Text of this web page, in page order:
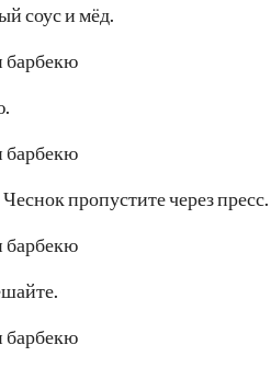
соус и мёд.
пропустите через пресс.